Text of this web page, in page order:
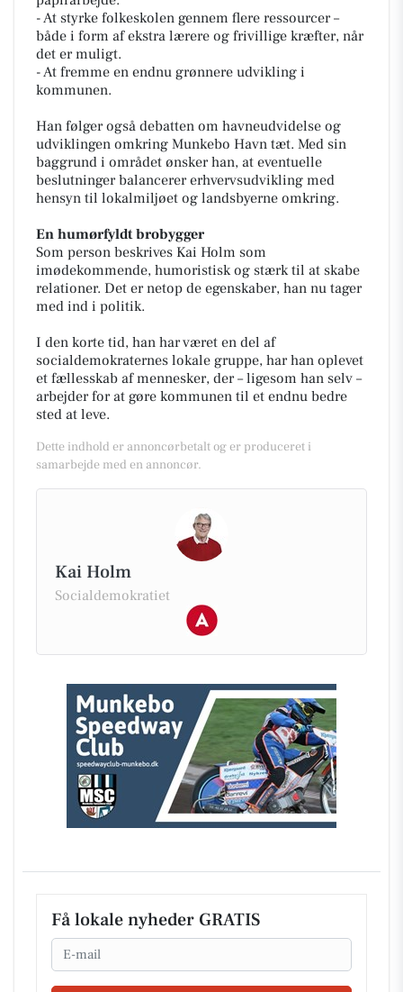
- At styrke folkeskolen gennem flere ressourcer –
både i form af ekstra lærere og frivillige kræfter, når
det er muligt.
- At fremme en endnu grønnere udvikling i
kommunen.
Han følger også debatten om havneudvidelse og
udviklingen omkring Munkebo Havn tæt. Med sin
baggrund i området ønsker han, at eventuelle
beslutninger balancerer erhvervsudvikling med
hensyn til lokalmiljøet og landsbyerne omkring.
En humørfyldt brobygger
Som person beskrives Kai Holm som
imødekommende, humoristisk og stærk til at skabe
relationer. Det er netop de egenskaber, han nu tager
med ind i politik.
I den korte tid, han har været en del af
socialdemokraternes lokale gruppe, har han oplevet
et fællesskab af mennesker, der – ligesom han selv –
arbejder for at gøre kommunen til et endnu bedre
sted at leve.
Dette indhold er annoncørbetalt og er produceret i
samarbejde med en annoncør.
Kai Holm
Socialdemokratiet
Få lokale nyheder GRATIS
Email